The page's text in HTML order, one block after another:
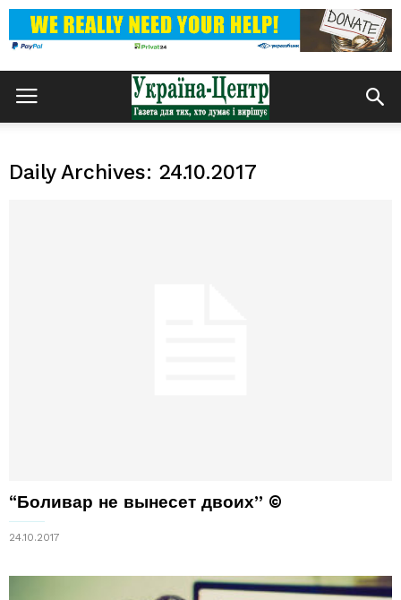
Daily Archives: 24.10.2017
“Боливар не вынесет двоих” ©
24.10.2017